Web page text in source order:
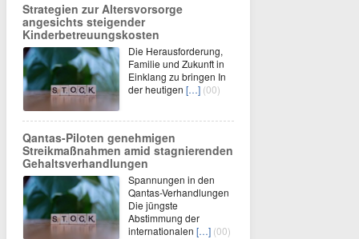
Strategien zur Altersvorsorge
angesichts steigender
Kinderbetreuungskosten
Die Herausforderung,
Familie und Zukunft in
Einklang zu bringen In
der heutigen […] (00)
Qantas-Piloten genehmigen
Streikmaßnahmen amid stagnierenden
Gehaltsverhandlungen
Spannungen in den
Qantas-Verhandlungen
Die jüngste
Abstimmung der
internationalen […] (00)